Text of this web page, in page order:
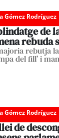
Gómez Rodríguez
de
rebuda
rebutja
del fill’ i
Gómez Rodríguez
de